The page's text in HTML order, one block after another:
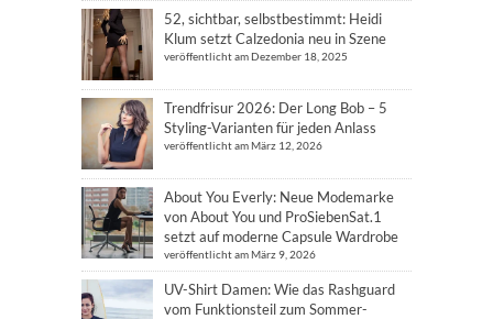
52, sichtbar, selbstbestimmt: Heidi
Klum setzt Calzedonia neu in Szene
veröffentlicht am Dezember 18, 2025
Trendfrisur 2026: Der Long Bob – 5
Styling-Varianten für jeden Anlass
veröffentlicht am März 12, 2026
About You Everly: Neue Modemarke
von About You und ProSiebenSat.1
setzt auf moderne Capsule Wardrobe
veröffentlicht am März 9, 2026
UV-Shirt Damen: Wie das Rashguard
vom Funktionsteil zum Sommer-